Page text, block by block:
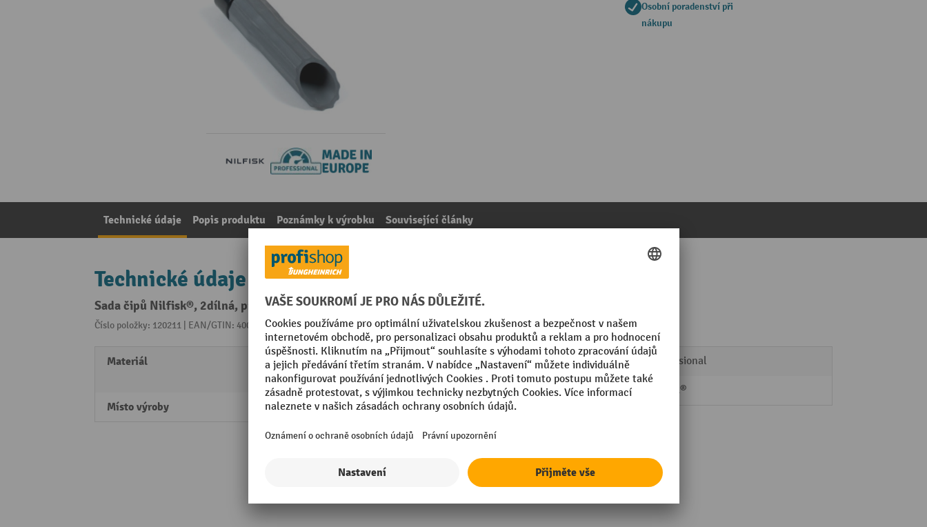
Osobní poradenství při
nákupu
Technické údaje Popis produktu Poznámky k výrobku Související články
Technické údaje
Sada čipů Nilfisk®, 2dílná, průměr 50 mm
Číslo položky: 120211 | EAN/GTIN: 4005337616814Z kategorie:Příslušenství k průmyslovým vysavačům
Materiál
Hliník
pryž
Místo výroby Made in Europe
Segmentu Professional
Značka Nilfisk®